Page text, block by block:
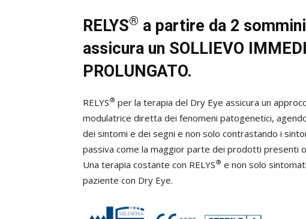
RELYS® a partire da 2
assicura un SOLLIEVO
PROLUNGATO.
RELYS® per la terapia del Dry Eye assicura un
modulatrice diretta dei fenomeni patogenetici,
dei sintomi e dei segni e non solo contrastando i
passiva come la maggior parte dei prodotti presenti
Una terapia costante con RELYS® e non solo
paziente con Dry Eye.